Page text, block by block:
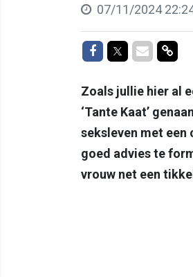
07/11/2024
Delen op Facebook
Delen op
Delen
Zoals jullie hier al
‘Tante Kaat’
seksleven met een
goed advies te
vrouw net een